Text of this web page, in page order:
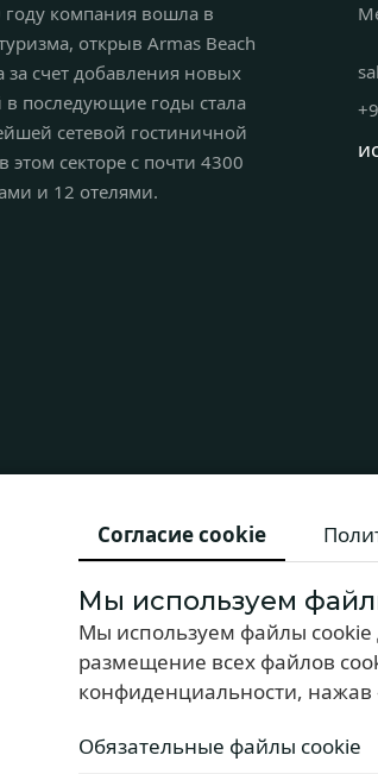
году компания вошла в
открыв Armas Beach
за счет добавления новых
в последующие годы стала
сетевой гостиничной
этом секторе с почти 4300
и 12 отелями.
Согласие cookie
Мы используем
Мы используем файлы cookie
размещение всех файлов
конфиденциальности,
Обязательные файлы cookie